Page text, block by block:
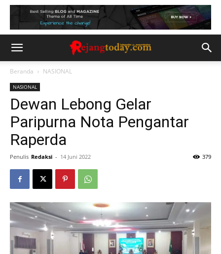
Beranda NASIONAL
NASIONAL
Dewan Lebong Gelar
Paripurna Nota Pengantar
Raperda
Penulis Redaksi - 14 Juni 2022 379